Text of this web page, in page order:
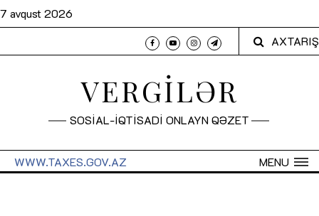
7 avqust 2026
AXTARIŞ
VERGİLƏR
SOSİAL-İQTİSADİ ONLAYN QƏZET
MENU
WWW.TAXES.GOV.AZ